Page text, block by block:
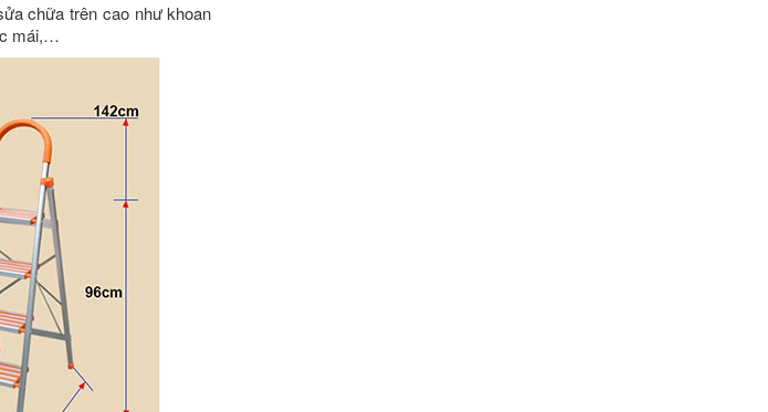
chữa trên cao như khoan
mái,…